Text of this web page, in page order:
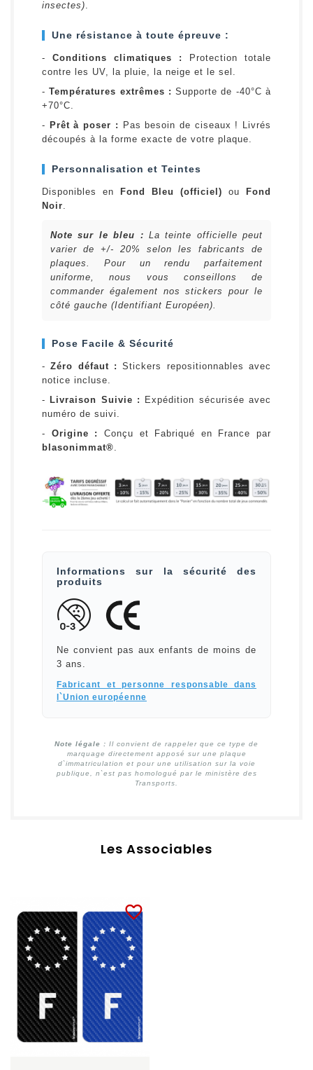
insectes).
Une résistance à toute épreuve :
- Conditions climatiques :
Protection totale
contre les UV, la pluie, la neige et le sel.
-Températures extrêmes : Supporte de -40°C à
+70°C.
- Prêt à poser :
Pas besoin de ciseaux ! Livrés
découpés à la forme exacte de votre plaque.
Personnalisation et Teintes
Disponibles en Fond Bleu (officiel) ou
Fond
Noir.
Note sur le bleu : La teinte officielle peut
varier de +/- 20% selon les fabricants de
plaques. Pour un rendu parfaitement
uniforme, nous vous conseillons de
commander également nos stickers pour le
côté gauche (Identifiant Européen).
Pose Facile & Sécurité
-Zéro défaut : Stickers repositionnables avec
notice incluse.
- Livraison Suivie :
Expédition sécurisée avec
numéro de suivi.
- Origine :
Conçu et Fabriqué en France par
blasonimmat®.
Informations sur la sécurité des
produits
Ne convient pas aux enfants de moins de
3 ans.
Fabricant et personne responsable dans
l`Union européenne
Note légale : Il convient de rappeler que ce type de
marquage directement apposé sur une plaque
d`immatriculation et pour une utilisation sur la voie
publique, n`est pas homologué par le ministère des
Transports.
Les Associables
favorite_border